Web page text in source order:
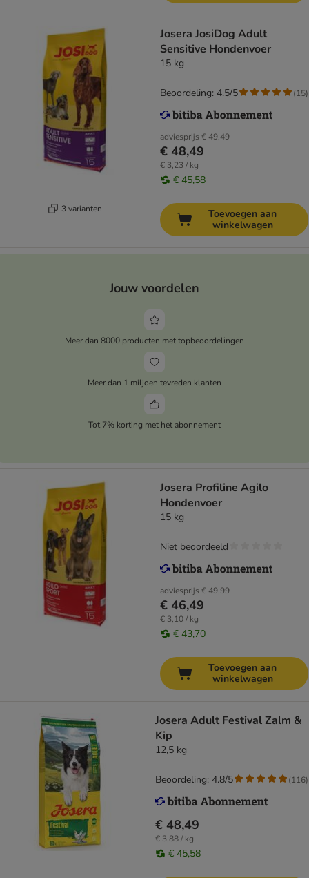
3 varianten
Josera JosiDog Adult
Sensitive Hondenvoer
15 kg
adviesprijs € 49,49
€ 48,49
€ 3,23 / kg
€ 45,58
Beoordeling: 4.5/5 (15)
Toevoegen aan
winkelwagen
Jouw voordelen
Meer dan 8000 producten met topbeoordelingen
Meer dan 1 miljoen tevreden klanten
Tot 7% korting met het abonnement
Josera Profiline Agilo
Hondenvoer
15 kg
adviesprijs € 49,99
€ 46,49
€ 3,10 / kg
€ 43,70
Niet beoordeeld
Toevoegen aan
winkelwagen
Josera Adult Festival Zalm &
Kip
12,5 kg
€ 48,49
€ 3,88 / kg
€ 45,58
Beoordeling: 4.8/5 (116)